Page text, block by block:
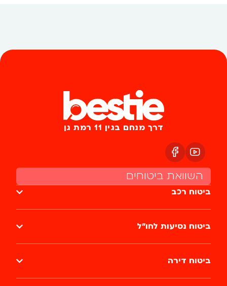
דרך מנחם בגין 11 רמת גן
השוואת ביטוחים
ביטוח רכב
ביטוח נסיעות לחו״ל
ביטוח דירה